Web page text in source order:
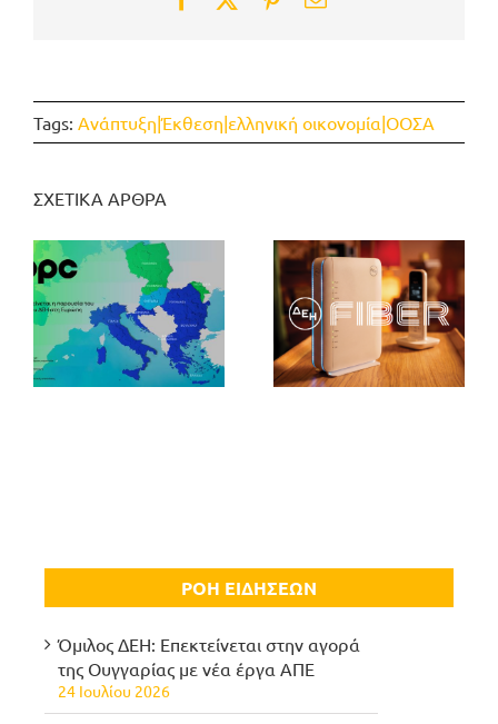
Tags: Ανάπτυξη|Έκθεση|ελληνική οικονομία|ΟΟΣΑ
ΣΧΕΤΙΚΑ ΑΡΘΡΑ
ΡΟΗ ΕΙΔΗΣΕΩΝ
Όμιλος ΔΕΗ: Επεκτείνεται στην αγορά
της Ουγγαρίας με νέα έργα ΑΠΕ
24 Ιουλίου 2026